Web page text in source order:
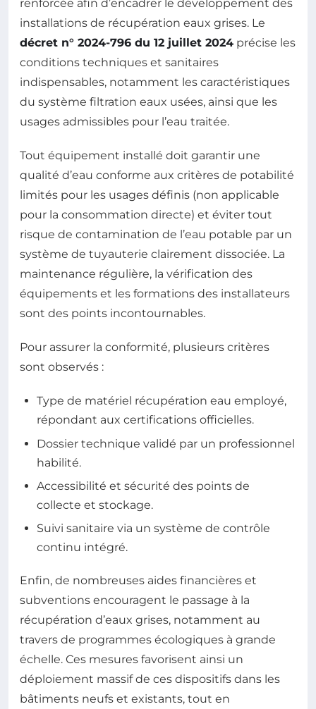
renforcée afin d’encadrer le développement des
installations de récupération eaux grises. Le
décret n° 2024-796 du 12 juillet 2024 précise les
conditions techniques et sanitaires
indispensables, notamment les caractéristiques
du système filtration eaux usées, ainsi que les
usages admissibles pour l’eau traitée.
Tout équipement installé doit garantir une
qualité d’eau conforme aux critères de potabilité
limités pour les usages définis (non applicable
pour la consommation directe) et éviter tout
risque de contamination de l’eau potable par un
système de tuyauterie clairement dissociée. La
maintenance régulière, la vérification des
équipements et les formations des installateurs
sont des points incontournables.
Pour assurer la conformité, plusieurs critères
sont observés :
Type de matériel récupération eau employé,
répondant aux certifications officielles.
Dossier technique validé par un professionnel
habilité.
Accessibilité et sécurité des points de
collecte et stockage.
Suivi sanitaire via un système de contrôle
continu intégré.
Enfin, de nombreuses aides financières et
subventions encouragent le passage à la
récupération d’eaux grises, notamment au
travers de programmes écologiques à grande
échelle. Ces mesures favorisent ainsi un
déploiement massif de ces dispositifs dans les
bâtiments neufs et existants, tout en